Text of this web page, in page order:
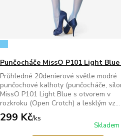
Punčocháče MissO P101 Light Blue
Průhledné 20denierové světle modré
punčochové kalhoty (punčocháče,
MissO P101 Light Blue s otvorem v
rozkroku (Open Crotch) a lesklým vz...
299 Kč/ks
Skladem